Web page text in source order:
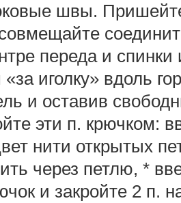
швы.
переда и
иголку» вдоль
и оставив
эти п. крючком:
нити открытых
через петлю, *
и за­кройте 2 п.